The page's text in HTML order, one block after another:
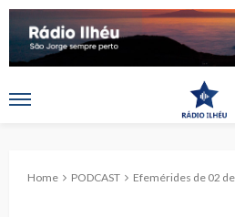
Home PODCAST Efemérides de 02